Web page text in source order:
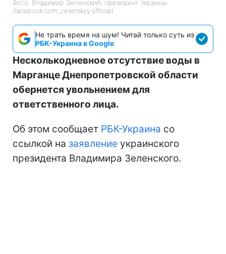
Фото: Владимир Зеленский, президент Украины
(facebook.com_zelenskyy.official)
Не трать время на шум! Читай только суть из
РБК-Украина в Google
Несколькодневное отсутствие воды в
Марганце Днепропетровской области
обернется увольнением для
ответственного лица.
Об этом сообщает РБК-Украина со
ссылкой на заявление украинского
президента Владимира Зеленского.